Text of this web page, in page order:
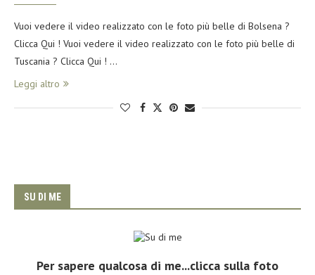
Vuoi vedere il video realizzato con le foto più belle di Bolsena ?
Clicca Qui ! Vuoi vedere il video realizzato con le foto più belle di
Tuscania ? Clicca Qui ! …
Leggi altro
SU DI ME
Per sapere qualcosa di me...clicca sulla foto